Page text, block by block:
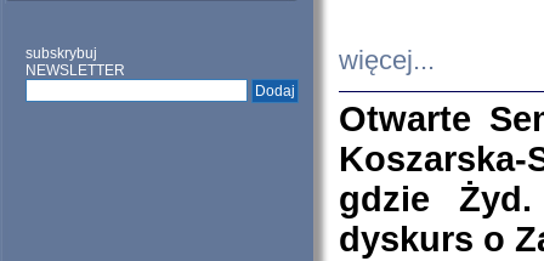
subskrybuj
NEWSLETTER
więcej...
Otwarte
Koszarska-
gdzie
dyskurs o